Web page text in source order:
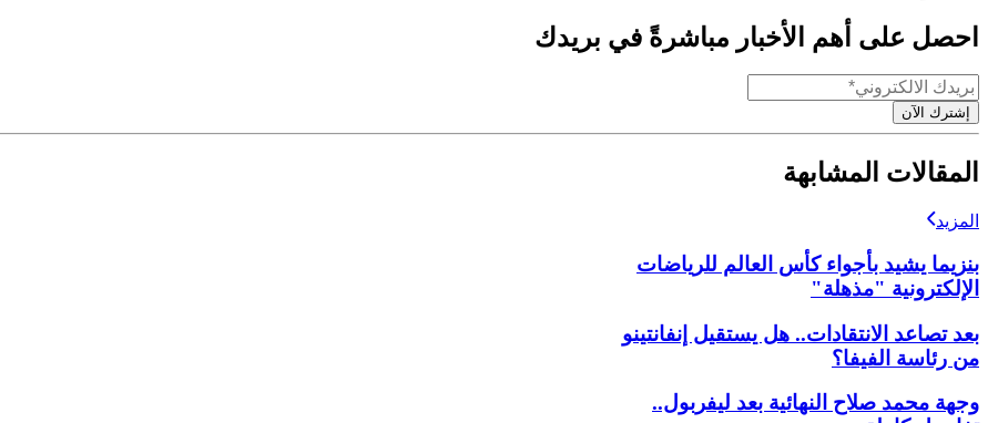
احصل على أهم الأخبار مباشرةً في بريدك
إشترك الآن
المقالات المشابهة
المزيد
بنزيما يشيد بأجواء كأس العالم للرياضات
الإلكترونية "مذهلة"
بعد تصاعد الانتقادات.. هل يستقيل إنفانتينو
من رئاسة الفيفا؟
وجهة محمد صلاح النهائية بعد ليفربول..